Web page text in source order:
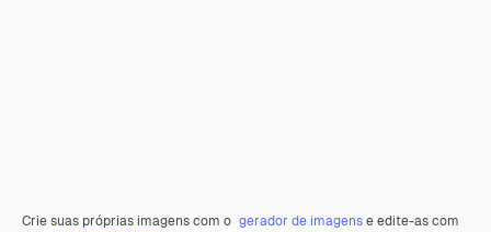
Crie suas próprias imagens com o gerador de imagense edite-as com